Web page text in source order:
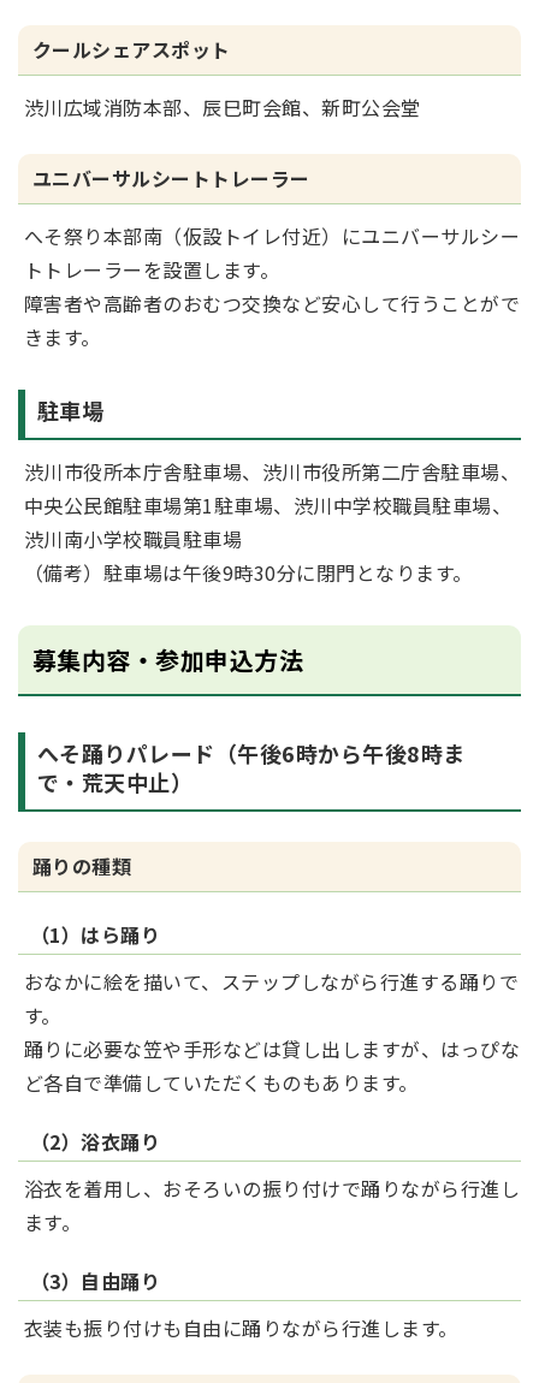
クールシェアスポット
渋川広域消防本部、辰巳町会館、新町公会堂
ユニバーサルシートトレーラー
へそ祭り本部南（仮設トイレ付近）にユニバーサルシー
トトレーラーを設置します。
障害者や高齢者のおむつ交換など安心して行うことがで
きます。
駐車場
渋川市役所本庁舎駐車場、渋川市役所第二庁舎駐車場、
中央公民館駐車場第1駐車場、渋川中学校職員駐車場、
渋川南小学校職員駐車場
（備考）駐車場は午後9時30分に閉門となります。
募集内容・参加申込方法
へそ踊りパレード（午後6時から午後8時ま
で・荒天中止）
踊りの種類
（1）はら踊り
おなかに絵を描いて、ステップしながら行進する踊りで
す。
踊りに必要な笠や手形などは貸し出しますが、はっぴな
ど各自で準備していただくものもあります。
（2）浴衣踊り
浴衣を着用し、おそろいの振り付けで踊りながら行進し
ます。
（3）自由踊り
衣装も振り付けも自由に踊りながら行進します。